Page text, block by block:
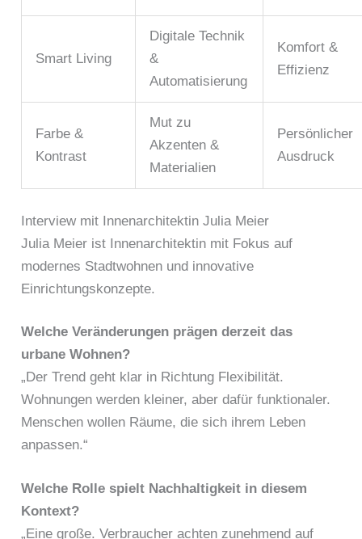
Smart Living
Digitale Technik
&
Automatisierung
Komfort &
Effizienz
Farbe &
Kontrast
Mut zu
Akzenten &
Materialien
Persönlicher
Ausdruck
Interview mit Innenarchitektin Julia Meier
Julia Meier ist Innenarchitektin mit Fokus auf
modernes Stadtwohnen und innovative
Einrichtungskonzepte.
Welche Veränderungen prägen derzeit das
urbane Wohnen?
„Der Trend geht klar in Richtung Flexibilität.
Wohnungen werden kleiner, aber dafür funktionaler.
Menschen wollen Räume, die sich ihrem Leben
anpassen.“
Welche Rolle spielt Nachhaltigkeit in diesem
Kontext?
„Eine große. Verbraucher achten zunehmend auf